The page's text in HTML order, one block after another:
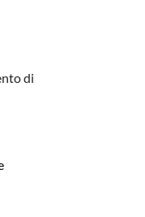
di